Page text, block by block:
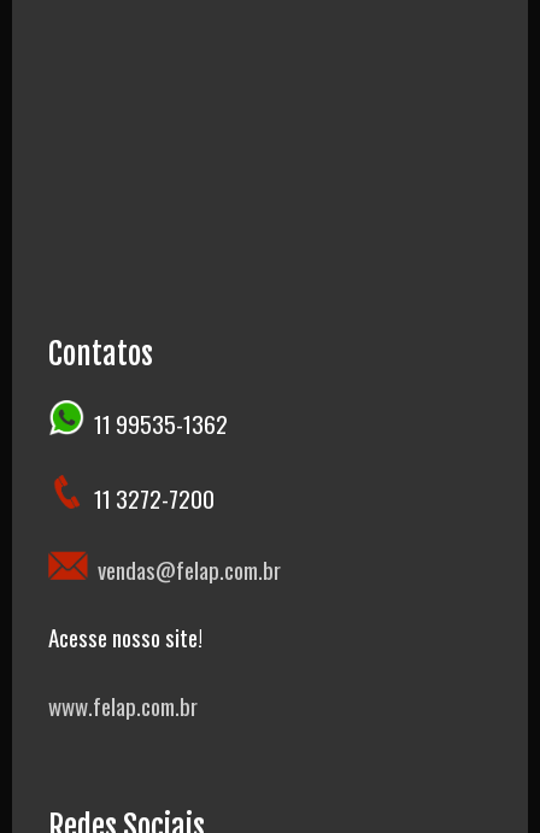
Contatos
11 99535-1362
11 3272-7200
vendas@felap.com.br
Acesse nosso site!
www.felap.com.br